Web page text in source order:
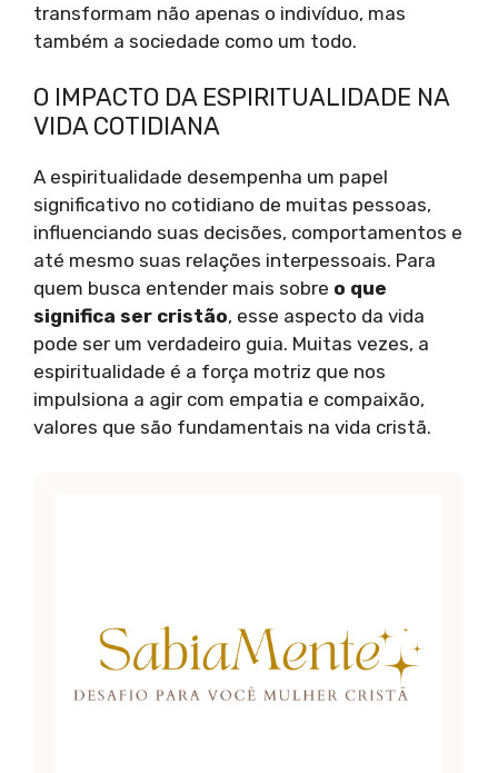
transformam não apenas o indivíduo, mas
também a sociedade como um todo.
O IMPACTO DA ESPIRITUALIDADE NA
VIDA COTIDIANA
A espiritualidade desempenha um papel
significativo no cotidiano de muitas pessoas,
influenciando suas decisões, comportamentos e
até mesmo suas relações interpessoais. Para
quem busca entender mais sobre o que
significa ser cristão, esse aspecto da vida
pode ser um verdadeiro guia. Muitas vezes, a
espiritualidade é a força motriz que nos
impulsiona a agir com empatia e compaixão,
valores que são fundamentais na vida cristã.